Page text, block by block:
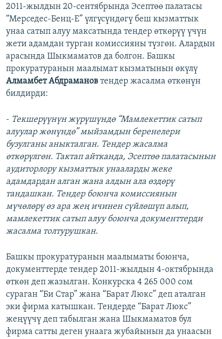
2011-жылдын 20-сентябрында Эсептөө палатасы
“Мерседес-Бенц-Е” үлгүсүндөгү беш кызматтык
унаа сатып алуу максатында тендер өткөрүү үчүн
жети адамдан турган комиссияны түзгөн. Алардын
арасында Шыкмаматов да болгон. Башкы
прокуратуранын маалымат кызматынын өкүлү
Алмамбет Абдраманов тендер жасалма өткөнүн
билдирди:
- Текшерүүнүн жүрүшүндө “Мамлекеттик сатып
алуулар жөнүндө” мыйзамдын беренелери
бузулганы аныкталган. Тендер жасалма
өткөрүлгөн. Тактап айтканда, Эсептөө палатасынын
аудиторлору кызматтык унааларды жеке
адамдардан алган жана алдын ала өздөрү
тандашкан. Тендер боюнча комиссиянын
мүчөлөрү өз ара жең ичинен сүйлөшүп алып,
мамлекеттик сатып алуу боюнча документтерди
жасалма толтурушкан.
Башкы прокуратуранын маалыматы боюнча,
документтерде тендер 2011-жылдын 4-октябрында
өткөн деп жазылган. Конкурска 4 265 000 сом
сураган “Би Стар” жана “Барат Люкс” деп аталган
эки фирма катышкан. Тендерде “Барат Люкс”
жеңүүчү деп табылган жана Шыкмаматов бул
фирма сатты деген унаага жубайынын да унаасын